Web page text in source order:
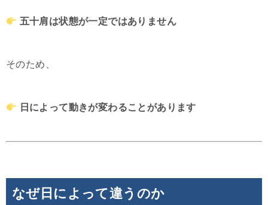
五十肩は状態が一定ではありません
そのため、
日によって動きが変わることがあります
なぜ日によって違うのか